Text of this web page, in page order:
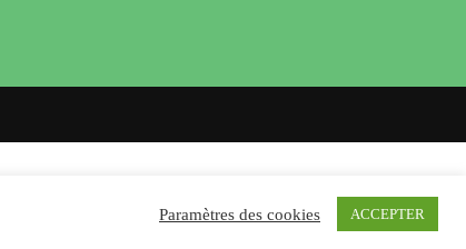
Paramètres des cookies ACCEPTER